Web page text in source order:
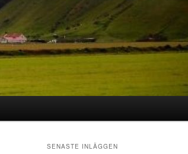
SENASTE INLÄGGEN